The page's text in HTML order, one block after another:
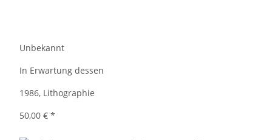
Unbekannt
In Erwartung dessen
1986, Lithographie
50,00 € *